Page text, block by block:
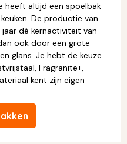
heeft altijd een spoelbak
De productie van
dé kernactiviteit van
ook door een grote
glans. Je hebt de keuze
Fragranite+,
kent zijn eigen